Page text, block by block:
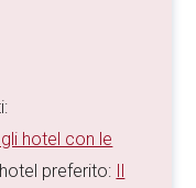
hotel con le
preferito: